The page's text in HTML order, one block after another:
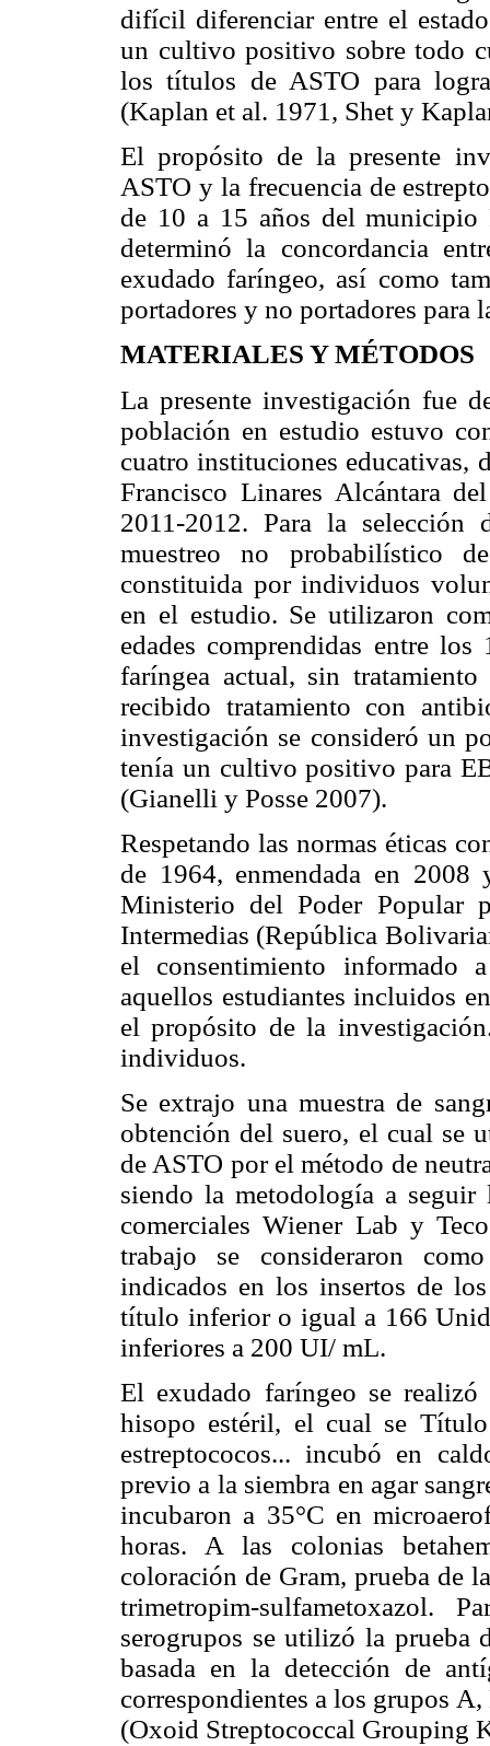
difícil diferenciar entre el
un cultivo positivo sobre todo
los títulos de ASTO para
(Kaplan et al. 1971, Shet y
El propósito de la presente
ASTO y la frecuencia de
de 10 a 15 años del municipio
determinó la concordancia
exudado faríngeo, así como
portadores y no portadores para
MATERIALES Y MÉTODOS
La presente investigación fue
población en estudio estuvo
cuatro instituciones educativas,
Francisco Linares Alcántara
2011-2012. Para la
muestreo no probabilístico
constituida por individuos
en el estudio. Se utilizaron
edades comprendidas entre
faríngea actual, sin
recibido tratamiento con
investigación se consideró un
tenía un cultivo positivo para
(Gianelli y Posse 2007).
Respetando las normas éticas
de 1964, enmendada en
Ministerio del Poder Popular
Intermedias (República
el consentimiento informado
aquellos estudiantes incluidos
el propósito de la
individuos.
Se extrajo una muestra de
obtención del suero, el cual se
de ASTO por el método de
siendo la metodología a
comerciales Wiener Lab y
trabajo se consideraron
indicados en los insertos de
título inferior o igual a 166
inferiores a 200 UI/ mL.
El exudado faríngeo se
hisopo estéril, el cual se
estreptococos... incubó en
previo a la siembra en agar
incubaron a 35°C en
horas. A las colonias
coloración de Gram, prueba de
trimetropim-sulfametoxazol.
serogrupos se utilizó la prueba
basada en la detección de
correspondientes a los grupos
(Oxoid Streptococcal Grouping